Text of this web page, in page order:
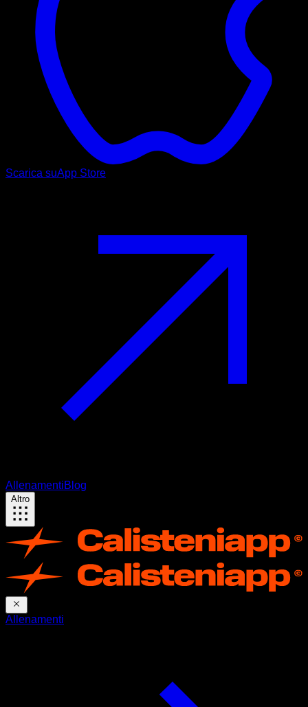
Scarica suApp Store
AllenamentiBlog
Altro
Allenamenti